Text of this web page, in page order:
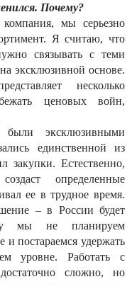
Почему?
мы серьезно
Я считаю, что
связывать с теми
эксклюзивной основе.
несколько
ценовых войн,
эксклюзивными
единственной из
закупки. Естественно,
определенные
ее в трудное время.
– в России будет
мы не планируем
и постараемся удержать
уровне. Работать с
сложно, но